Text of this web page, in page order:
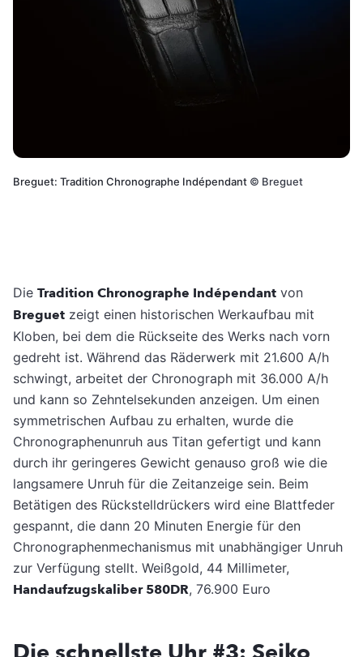
Breguet: Tradition Chronographe Indépendant © Breguet
Die Tradition Chronographe Indépendant von
Breguet zeigt einen historischen Werkaufbau mit
Kloben, bei dem die Rückseite des Werks nach vorn
gedreht ist. Während das Räderwerk mit 21.600 A/h
schwingt, arbeitet der Chronograph mit 36.000 A/h
und kann so Zehntelsekunden anzeigen. Um einen
symmetrischen Aufbau zu erhalten, wurde die
Chronographenunruh aus Titan gefertigt und kann
durch ihr geringeres Gewicht genauso groß wie die
langsamere Unruh für die Zeitanzeige sein. Beim
Betätigen des Rückstelldrückers wird eine Blattfeder
gespannt, die dann 20 Minuten Energie für den
Chronographenmechanismus mit unabhängiger Unruh
zur Verfügung stellt. Weißgold, 44 Millimeter,
Handaufzugskaliber 580DR, 76.900 Euro